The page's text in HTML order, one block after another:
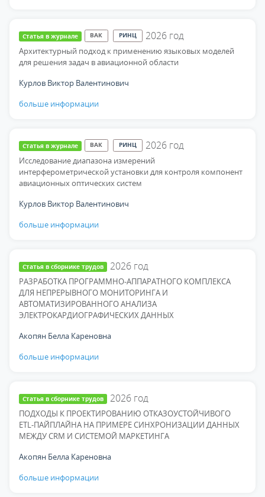
Архитектурный подход к применению языковых моделей
для решения задач в авиационной области
Курлов Виктор Валентинович
больше информации
Статья в журнале ВАК РИНЦ 2026год
Исследование диапазона измерений
интерферометрической установки для контроля компонент
авиационных оптических систем
Курлов Виктор Валентинович
больше информации
Статья в журнале ВАК РИНЦ 2026год
РАЗРАБОТКА ПРОГРАММНО-АППАРАТНОГО КОМПЛЕКСА
ДЛЯ НЕПРЕРЫВНОГО МОНИТОРИНГА И
АВТОМАТИЗИРОВАННОГО АНАЛИЗА
ЭЛЕКТРОКАРДИОГРАФИЧЕСКИХ ДАННЫХ
Акопян Белла Кареновна
больше информации
Статья в сборнике трудов 2026год
ПОДХОДЫ К ПРОЕКТИРОВАНИЮ ОТКАЗОУСТОЙЧИВОГО
ETL-ПАЙПЛАЙНА НА ПРИМЕРЕ СИНХРОНИЗАЦИИ ДАННЫХ
МЕЖДУ CRM И СИСТЕМОЙ МАРКЕТИНГА
Акопян Белла Кареновна
больше информации
Статья в сборнике трудов 2026год